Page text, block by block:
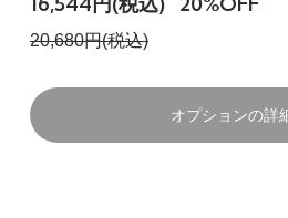
20,680円(税込)
オプションの詳